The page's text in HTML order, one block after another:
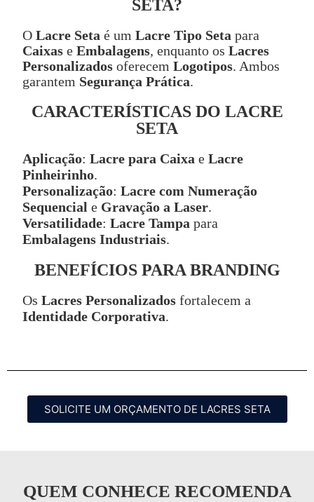
SETA?
O Lacre Seta é um Lacre Tipo Seta para
Caixas e Embalagens, enquanto os Lacres
Personalizados oferecem Logotipos. Ambos
garantem Segurança Prática.
CARACTERÍSTICAS DO LACRE
SETA
Aplicação: Lacre para Caixa e Lacre
Pinheirinho.
Personalização: Lacre com Numeração
Sequencial e Gravação a Laser.
Versatilidade: Lacre Tampa para
Embalagens Industriais.
BENEFÍCIOS PARA BRANDING
Os Lacres Personalizados fortalecem a
Identidade Corporativa.
SOLICITE UM ORÇAMENTO DE LACRES SETA
QUEM CONHECE RECOMENDA